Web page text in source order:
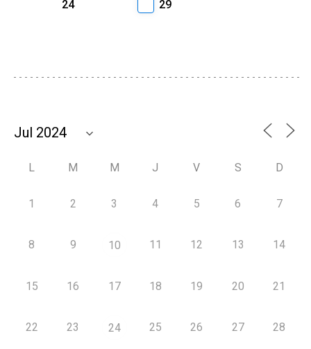
24 29
L M M J V S D
1 2 3 4 5 6 7
8 9 10 11 12 13 14
15 16 17 18 19 20 21
22 23 24 25 26 27 28